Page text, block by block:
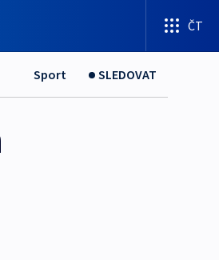
ČT
Sport SLEDOVAT